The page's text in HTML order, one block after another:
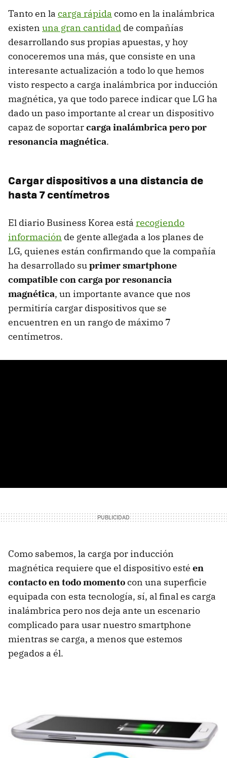
Tanto en la carga rápida como en la inalámbrica
existen una gran cantidad de compañías
desarrollando sus propias apuestas, y hoy
conoceremos una más, que consiste en una
interesante actualización a todo lo que hemos
visto respecto a carga inalámbrica por inducción
magnética, ya que todo parece indicar que LG ha
dado un paso importante al crear un dispositivo
capaz de soportarcarga inalámbrica pero por
resonancia magnética.
Cargar dispositivos a una distancia de
hasta 7 centímetros
El diario Business Korea está recogiendo
información de gente allegada a los planes de
LG, quienes están confirmando que la compañía
ha desarrollado suprimer smartphone
compatible con carga por resonancia
magnética, un importante avance que nos
permitiría cargar dispositivos que se
encuentren en un rango de máximo 7
centímetros.
Como sabemos, la carga por inducción
magnética requiere que el dispositivo esté en
contacto en todo momentocon una superficie
equipada con esta tecnología, sí, al final es carga
inalámbrica pero nos deja ante un escenario
complicado para usar nuestro smartphone
mientras se carga, a menos que estemos
pegados a él.